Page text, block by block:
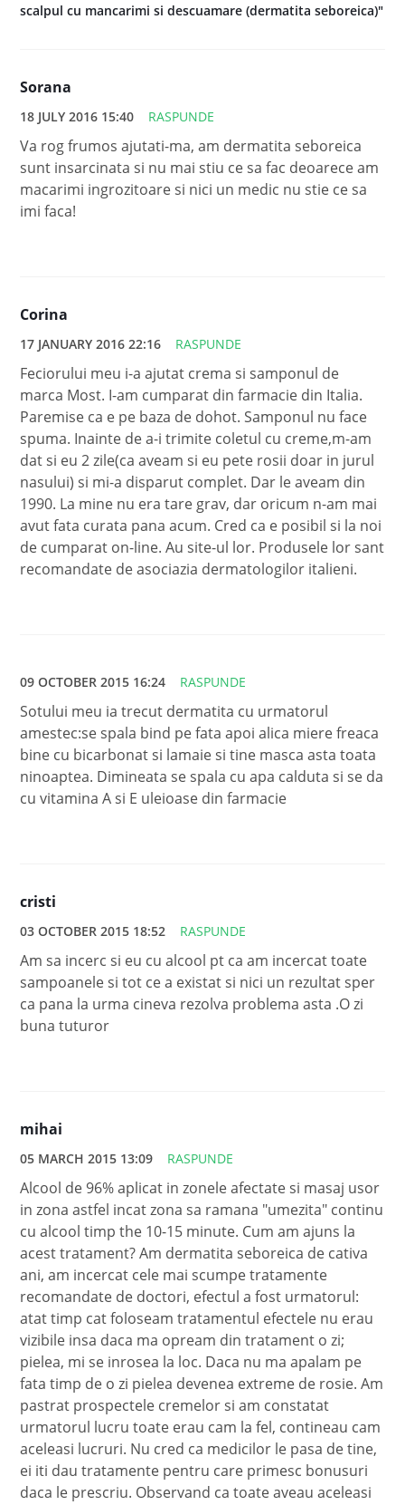
scalpul cu mancarimi si descuamare (dermatita seboreica)"
Sorana
18 JULY 2016 15:40 RASPUNDE
Va rog frumos ajutati-ma, am dermatita seboreica
sunt insarcinata si nu mai stiu ce sa fac deoarece am
macarimi ingrozitoare si nici un medic nu stie ce sa
imi faca!
Corina
17 JANUARY 2016 22:16 RASPUNDE
Feciorului meu i-a ajutat crema si samponul de
marca Most. I-am cumparat din farmacie din Italia.
Paremise ca e pe baza de dohot. Samponul nu face
spuma. Inainte de a-i trimite coletul cu creme,m-am
dat si eu 2 zile(ca aveam si eu pete rosii doar in jurul
nasului) si mi-a disparut complet. Dar le aveam din
1990. La mine nu era tare grav, dar oricum n-am mai
avut fata curata pana acum. Cred ca e posibil si la noi
de cumparat on-line. Au site-ul lor. Produsele lor sant
recomandate de asociazia dermatologilor italieni.
09 OCTOBER 2015 16:24 RASPUNDE
Sotului meu ia trecut dermatita cu urmatorul
amestec:se spala bind pe fata apoi alica miere freaca
bine cu bicarbonat si lamaie si tine masca asta toata
ninoaptea. Dimineata se spala cu apa calduta si se da
cu vitamina A si E uleioase din farmacie
cristi
03 OCTOBER 2015 18:52 RASPUNDE
Am sa incerc si eu cu alcool pt ca am incercat toate
sampoanele si tot ce a existat si nici un rezultat sper
ca pana la urma cineva rezolva problema asta .O zi
buna tuturor
mihai
05 MARCH 2015 13:09 RASPUNDE
Alcool de 96% aplicat in zonele afectate si masaj usor
in zona astfel incat zona sa ramana "umezita" continu
cu alcool timp the 10-15 minute. Cum am ajuns la
acest tratament? Am dermatita seboreica de cativa
ani, am incercat cele mai scumpe tratamente
recomandate de doctori, efectul a fost urmatorul:
atat timp cat foloseam tratamentul efectele nu erau
vizibile insa daca ma opream din tratament o zi;
pielea, mi se inrosea la loc. Daca nu ma apalam pe
fata timp de o zi pielea devenea extreme de rosie. Am
pastrat prospectele cremelor si am constatat
urmatorul lucru toate erau cam la fel, contineau cam
aceleasi lucruri. Nu cred ca medicilor le pasa de tine,
ei iti dau tratamente pentru care primesc bonusuri
daca le prescriu. Observand ca toate aveau aceleasi